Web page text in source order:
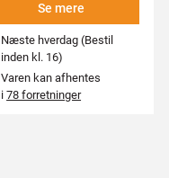
Se mere
Næste hverdag (Bestil
inden kl. 16)
Varen kan afhentes
i78 forretninger